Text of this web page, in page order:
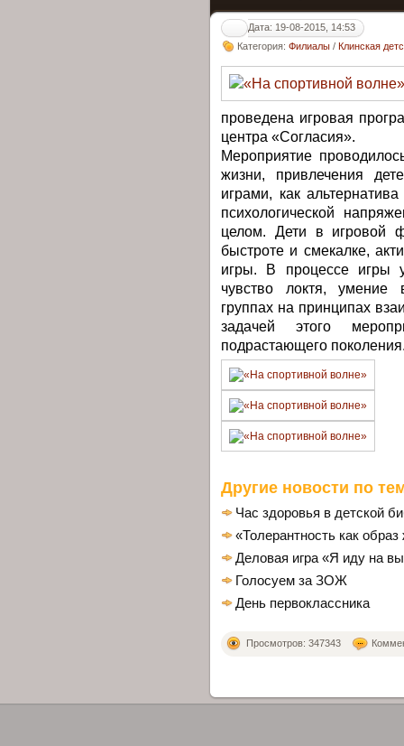
Дата: 19-08-2015, 14:53
Категория: Филиалы / Клинская
проведена игровая
центра «Согласия».
Мероприятие
жизни, привлечения
играми, как
психологической
целом. Дети в игровой
быстроте и смекалке,
игры. В процессе игры
чувство локтя, умение
группах на принципах
задачей этого
подрастающего
Другие новости по
Час здоровья в детской
«Толерантность как образ
Деловая игра «Я иду на
Голосуем за ЗОЖ
День первоклассника
Просмотров: 347343